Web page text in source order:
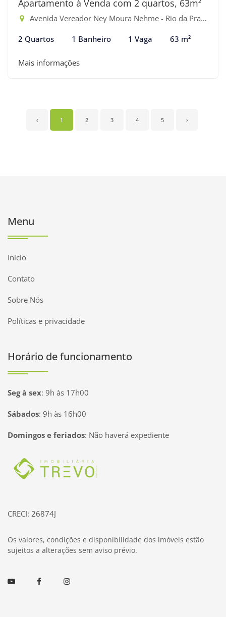
Apartamento à Venda com 2 quartos, 63m²
Avenida Vereador Ney Moura Nehme - Rio da Praia, Bertioga-SP
2 Quartos 1 Banheiro 1 Vaga 63 m²
Mais informações
‹ 1 2 3 4 5 ›
Menu
Início
Contato
Sobre Nós
Políticas e privacidade
Horário de funcionamento
Seg à sex: 9h às 17h00
Sábados: 9h às 16h00
Domingos e feriados: Não haverá expediente
Página inicial
CRECI: 26874J
Os valores, condições e disponibilidade dos imóveis estão
sujeitos a alterações sem aviso prévio.
Youtube FacebookInstagram